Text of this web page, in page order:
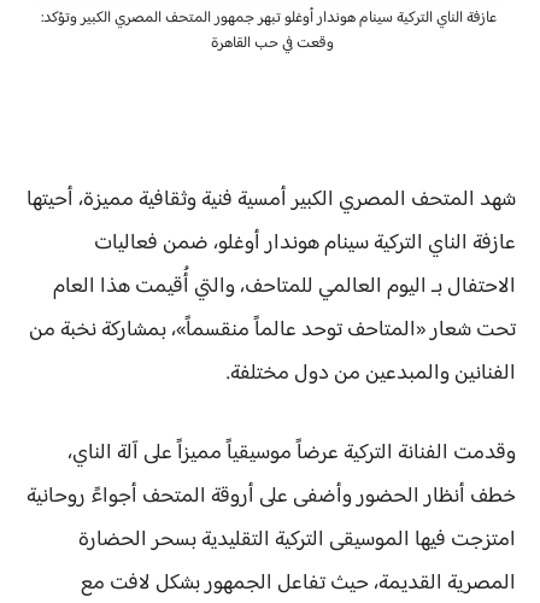
عازفة الناي التركية سينام هوندار أوغلو تبهر جمهور المتحف المصري الكبير وتؤكد:
وقعت في حب القاهرة
شهد المتحف المصري الكبير أمسية فنية وثقافية مميزة، أحيتها
عازفة الناي التركية سينام هوندار أوغلو، ضمن فعاليات
الاحتفال بـ اليوم العالمي للمتاحف، والتي أُقيمت هذا العام
تحت شعار «المتاحف توحد عالماً منقسماً»، بمشاركة نخبة من
الفنانين والمبدعين من دول مختلفة.
وقدمت الفنانة التركية عرضاً موسيقياً مميزاً على آلة الناي،
خطف أنظار الحضور وأضفى على أروقة المتحف أجواءً روحانية
امتزجت فيها الموسيقى التركية التقليدية بسحر الحضارة
المصرية القديمة، حيث تفاعل الجمهور بشكل لافت مع